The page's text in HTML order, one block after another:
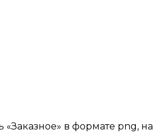
«Заказное» в формате png,